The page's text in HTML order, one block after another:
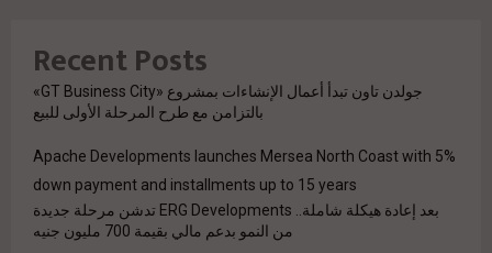
Recent Posts
جولدن تاون تبدأ أعمال الإنشاءات بمشروع «GT Business City»
بالتزامن مع طرح المرحلة الأولى للبيع
Apache Developments launches Mersea North Coast with 5%
down payment and installments up to 15 years
بعد إعادة هيكلة شاملة.. ERG Developments تدشن مرحلة جديدة
من النمو بدعم مالي بقيمة 700 مليون جنيه